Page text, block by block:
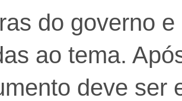
do governo
ao tema.
deve ser